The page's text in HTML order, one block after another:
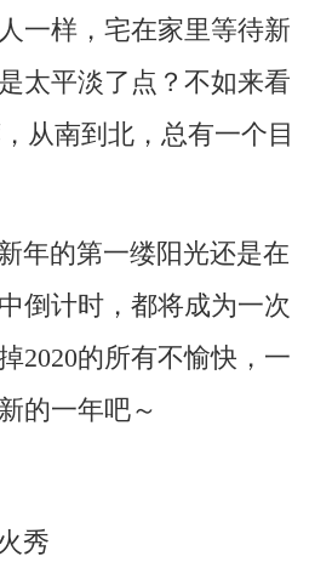
一样，宅在家里等待新
太平淡了点？不如来看
从南到北，总有一个目
年的第一缕阳光还是在
倒计时，都将成为一次
2020的所有不愉快，一
的一年吧～
秀